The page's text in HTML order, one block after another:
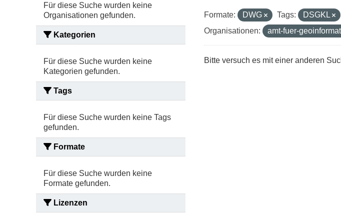
Für diese Suche wurden keine
Organisationen gefunden.
Kategorien
Für diese Suche wurden keine
Kategorien gefunden.
Tags
Für diese Suche wurden keine Tags
gefunden.
Formate
Für diese Suche wurden keine
Formate gefunden.
Lizenzen
Formate: DWG Tags: DSGKL
Organisationen:
amt-fuer-
Bitte versuch es mit einer anderen